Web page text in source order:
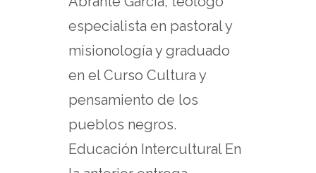
especialista en pastoral y
misionología y graduado
en el Curso Cultura y
pensamiento de los
pueblos negros.
Educación Intercultural En